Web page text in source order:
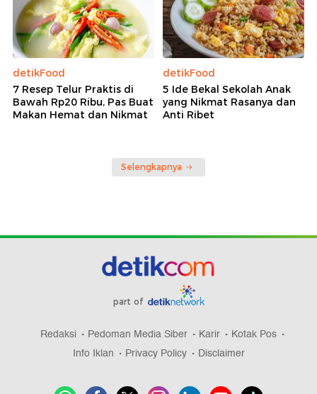
detikFood
7 Resep Telur Praktis di
Bawah Rp20 Ribu, Pas Buat
Makan Hemat dan Nikmat
detikFood
5 Ide Bekal Sekolah Anak
yang Nikmat Rasanya dan
Anti Ribet
Selengkapnya
part of
Redaksi Pedoman Media Siber Karir
Kotak Pos
Info Iklan
Privacy Policy Disclaimer